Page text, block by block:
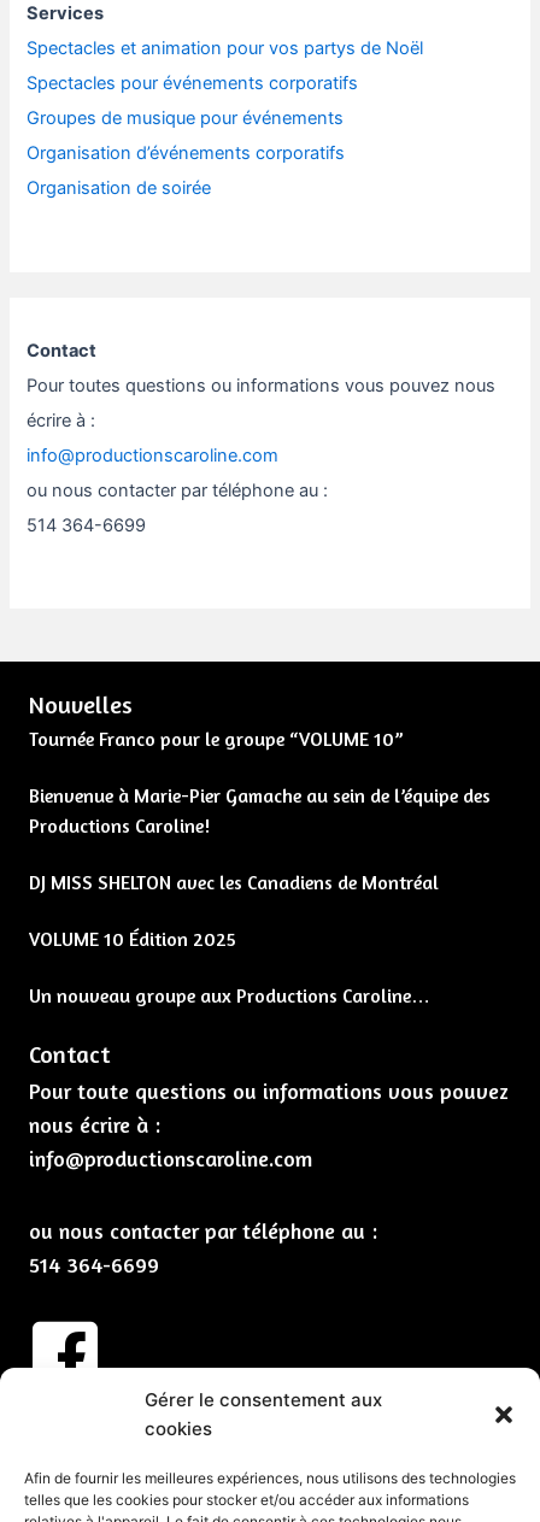
Gérer le consentement aux
cookies
Afin de fournir les meilleures expériences, nous utilisons des technologies
telles que les cookies pour stocker et/ou accéder aux informations
Services
Spectacles et animation pour vos partys de Noël
Spectacles pour événements corporatifs
Groupes de musique pour événements
Organisation d’événements corporatifs
Organisation de soirée
Contact
Pour toutes questions ou informations vous pouvez nous
écrire à :
info@productionscaroline.com
ou nous contacter par téléphone au :
514 364-6699
Nouvelles
Tournée Franco pour le groupe “VOLUME 10”
Bienvenue à Marie-Pier Gamache au sein de l’équipe des
Productions Caroline!
DJ MISS SHELTON avec les Canadiens de Montréal
VOLUME 10 Édition 2025
Un nouveau groupe aux Productions Caroline…
Contact
Pour toute questions ou informations vous pouvez
nous écrire à :
info@productionscaroline.com
ou nous contacter par téléphone au :
514 364-6699
Abonnez-vous à nos infolettres
Services